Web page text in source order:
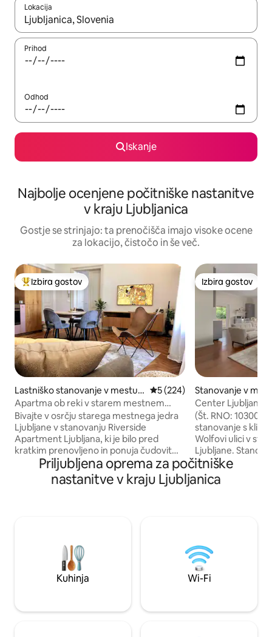
Lokacija
Ko so rezultati na voljo, krmarite s puščičnima tipkama gor in
Prihod
Odhod
Iskanje
Najbolje ocenjene počitniške nastanitve
v kraju Ljubljanica
Gostje se strinjajo: ta prenočišča imajo visoke ocene
za lokacijo, čistočo in še več.
Najbolj priljubljena prenočišča z značko »Izbira gostov«
Izbira gostov
Lastniško stanovanje v mestu L
jubljana
Povprečna ocena: 5 od 5, št.
5 (224)
Apartma ob reki v starem mestnem
jedru Ljubljane s parkiriščem
Bivajte v osrčju starega mestnega jedra
Ljubljane v stanovanju Riverside
Apartment Ljubljana, ki je bilo pred
kratkim prenovljeno in ponuja čudovit
razgled na reko Ljubljanico in Ljubljanski
zgodovinski coni za pešce, zato lahko v
jedru ✔ Brezplačno parkiranje v garaži
Lokacija✔ , primerna za hojo Kuhinja z✔
vso opremo ✔ Na novo prenovljeno ✔
Idealno izhodišče za raziskovanje
Izbira gostov
Izbira gostov
Stanovanje v
a
Center Ljubljana -
(Št. RNO: 103008) Lepo, prenovljeno
stanovanje s
Wolfovi ulici v
Ljubljane.
in preurejeno. Stanovanje ponuja:
Vrhunski odprti
prostor, zelo
glavna spalnica z
druga spalnica z
posteljama in
oblačil.
Priljubljena oprema za počitniške
nastanitve v kraju Ljubljanica
Kuhinja Wi-Fi